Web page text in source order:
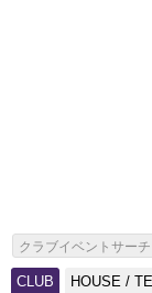
クラブイベントサーチ
CLUB HOUSE /